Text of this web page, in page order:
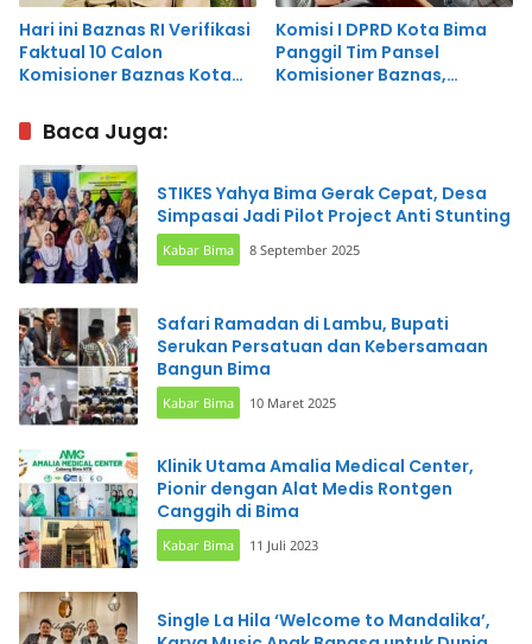
Hari ini Baznas RI Verifikasi
Faktual 10 Calon
Komisioner Baznas Kota
Komisi I DPRD Kota Bima
Panggil Tim Pansel
Komisioner Baznas,
Baca Juga:
STIKES Yahya Bima Gerak Cepat, Desa
Simpasai Jadi Pilot Project Anti Stunting
Kabar Bima 8 September 2025
Safari Ramadan di Lambu, Bupati
Serukan Persatuan dan Kebersamaan
Bangun Bima
Kabar Bima 10 Maret 2025
Klinik Utama Amalia Medical Center,
Pionir dengan Alat Medis Rontgen
Canggih di Bima
Kabar Bima 11 Juli 2023
Single La Hila ‘Welcome to Mandalika’,